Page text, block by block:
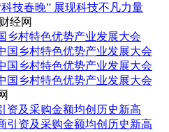
技春晚” 展现科技不凡力量
经网
乡村特色优势产业发展大会
资及采购金额均创历史新高